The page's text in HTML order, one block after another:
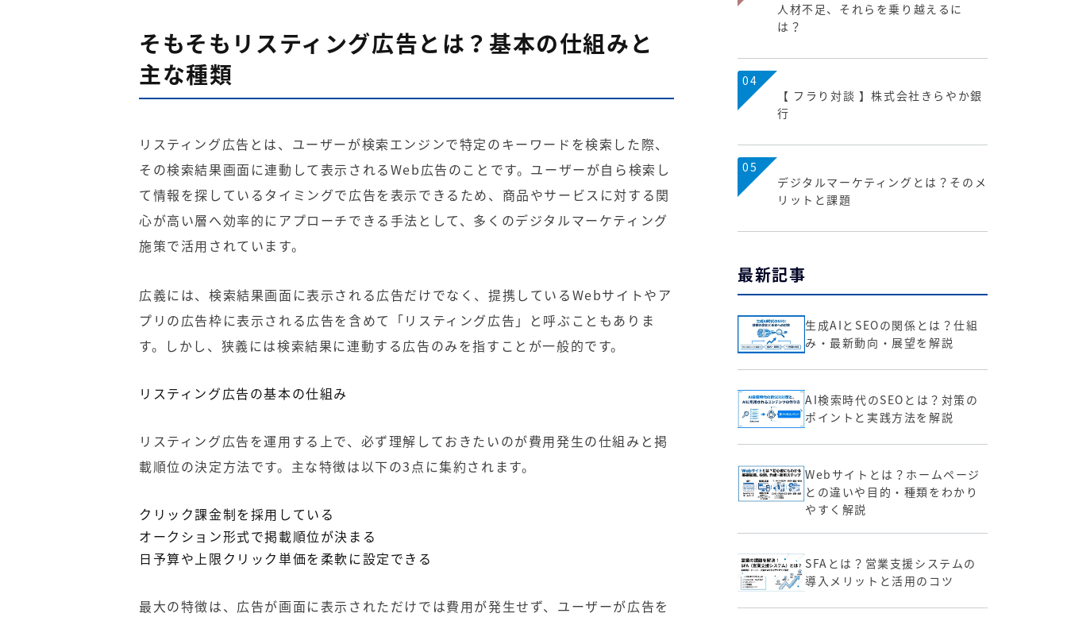
そもそもリスティング広告とは？基本の仕組みと
主な種類
リスティング広告とは、ユーザーが検索エンジンで特定のキーワードを検索した際、
その検索結果画面に連動して表示されるWeb広告のことです。ユーザーが自ら検索し
て情報を探しているタイミングで広告を表示できるため、商品やサービスに対する関
心が高い層へ効率的にアプローチできる手法として、多くのデジタルマーケティング
施策で活用されています。
広義には、検索結果画面に表示される広告だけでなく、提携しているWebサイトやア
プリの広告枠に表示される広告を含めて「リスティング広告」と呼ぶこともありま
す。しかし、狭義には検索結果に連動する広告のみを指すことが一般的です。
リスティング広告の基本の仕組み
リスティング広告を運用する上で、必ず理解しておきたいのが費用発生の仕組みと掲
載順位の決定方法です。主な特徴は以下の3点に集約されます。
クリック課金制を採用している
オークション形式で掲載順位が決まる
日予算や上限クリック単価を柔軟に設定できる
最大の特徴は、広告が画面に表示されただけでは費用が発生せず、ユーザーが広告を
人材不足、それらを乗り越えるに
は？
04
【 フラり対談 】株式会社きらやか銀
行
05
デジタルマーケティングとは？そのメ
リットと課題
最新記事
生成AIとSEOの関係とは？仕組
み・最新動向・展望を解説
AI検索時代のSEOとは？対策の
ポイントと実践方法を解説
Webサイトとは？ホームページ
との違いや目的・種類をわかり
やすく解説
SFAとは？営業支援システムの
導入メリットと活用のコツ